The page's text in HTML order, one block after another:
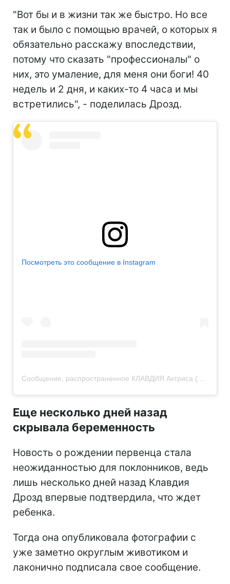
"Вот бы и в жизни так же быстро. Но все
так и было с помощью врачей, о которых я
обязательно расскажу впоследствии,
потому что сказать "профессионалы" о
них, это умаление, для меня они боги! 40
недель и 2 дня, и каких-то 4 часа и мы
встретились", - поделилась Дрозд.
Посмотреть это сообщение в Instagram
Сообщение, распространенное КЛАВДИЯ Актриса (@namedklavdiia)
Еще несколько дней назад
скрывала беременность
Новость о рождении первенца стала
неожиданностью для поклонников, ведь
лишь несколько дней назад Клавдия
Дрозд впервые подтвердила, что ждет
ребенка.
Тогда она опубликовала фотографии с
уже заметно округлым животиком и
лаконично подписала свое сообщение.